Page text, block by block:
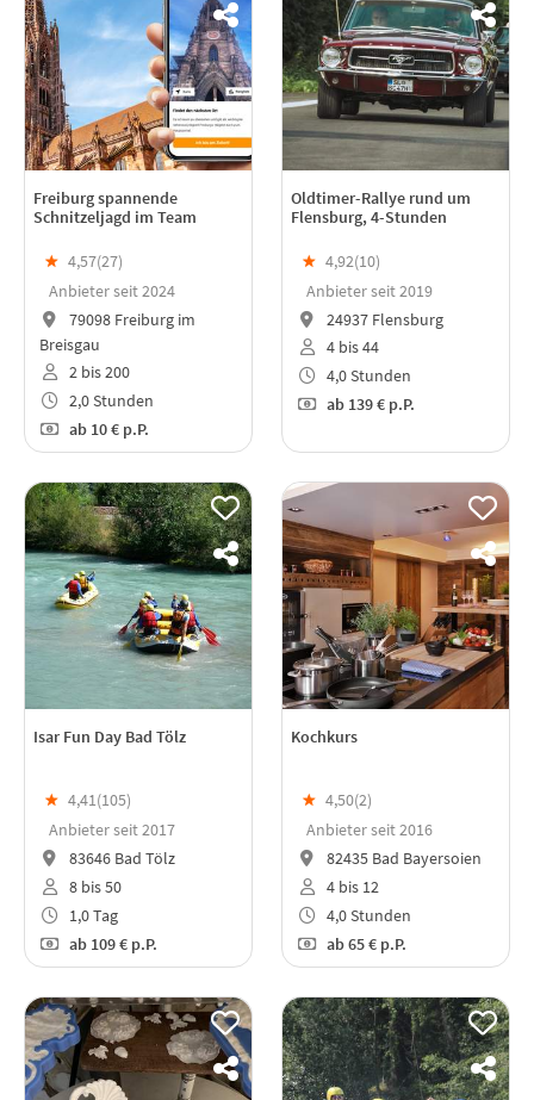
Freiburg spannende
Schnitzeljagd im Team
★ 4,57(27)
Anbieter seit 2024
79098 Freiburg im
Breisgau
2 bis 200
2,0 Stunden
ab10 € p.P.
Oldtimer-Rallye rund um
Flensburg, 4-Stunden
★ 4,92(10)
Anbieter seit 2019
24937 Flensburg
4 bis 44
4,0 Stunden
ab139 € p.P.
Isar Fun Day Bad Tölz
★ 4,41(105)
Anbieter seit 2017
83646 Bad Tölz
8 bis 50
1,0 Tag
ab109 € p.P.
Kochkurs
★ 4,50(2)
Anbieter seit 2016
82435 Bad Bayersoien
4 bis 12
4,0 Stunden
ab65 € p.P.